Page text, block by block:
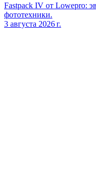
Fastpack IV от Lowepro:
фототехники.
3 августа 2026 г.